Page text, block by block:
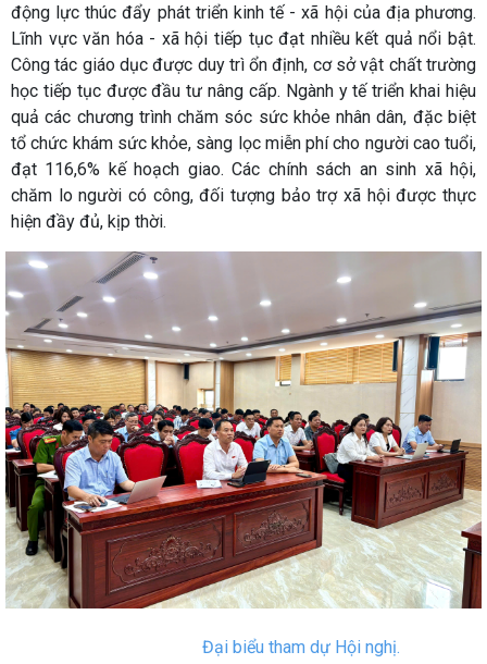
động lực thúc đẩy phát triển kinh tế - xã hội của địa phương.
Lĩnh vực văn hóa - xã hội tiếp tục đạt nhiều kết quả nổi bật.
Công tác giáo dục được duy trì ổn định, cơ sở vật chất trường
học tiếp tục được đầu tư nâng cấp. Ngành y tế triển khai hiệu
quả các chương trình chăm sóc sức khỏe nhân dân, đặc biệt
tổ chức khám sức khỏe, sàng lọc miễn phí cho người cao tuổi,
đạt 116,6% kế hoạch giao. Các chính sách an sinh xã hội,
chăm lo người có công, đối tượng bảo trợ xã hội được thực
hiện đầy đủ, kịp thời.
Đại biểu tham dự Hội nghị.